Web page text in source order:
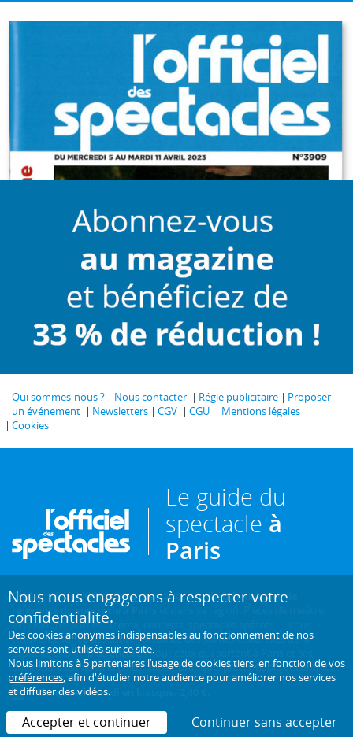
Qui sommes-nous ? Nous contacter Régie publicitaire
Proposer
un événement
Newsletters CGV CGU
Mentions légales
Cookies
Le guide du
spectacle à
Paris
Créé en 1946, L'Officiel des spectacles estl'hebdomadaire de
référence du spectacle à Paris
et dans sa région. Pièces de théâtre,
expositions, sorties cinéma, concerts, spectacles enfants... : vous
trouverez sur ce site toute l'actualité des sorties culturelles de la
capitale, et bien plus encore ! Pour ceux qui sortent à Paris et ses
environs, c'est aussi le guide papier pratique, précis, fiable et complet.
Chaque mercredi en kiosque. 2,40 €.
Nous nous engageons à respecter votre
confidentialité.
Des cookies anonymes indispensables au fonctionnement de nos
services sont utilisés sur ce site.
Nous limitons à5 partenaires l’usage de cookies tiers, en fonction devos
préférences, afin d'étudier notre audience pour améliorer nos services
et diffuser des vidéos.
Accepter et continuer Continuer sans accepter